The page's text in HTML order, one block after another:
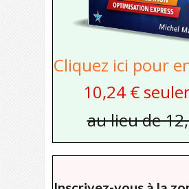
Cliquez ici pour
10,24 €
au lieu de